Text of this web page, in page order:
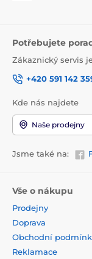
Potřebujete
Zákaznický servis
+420 591 142
Kde nás najdete
Naše prodejny
Jsme také na:
Vše o nákupu
Prodejny
Doprava
Obchodní
Reklamace